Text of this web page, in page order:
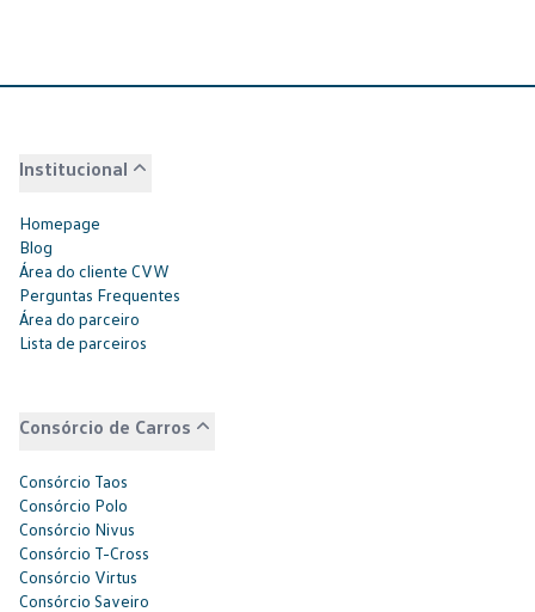
Institucional
Homepage
Blog
Área do cliente CVW
Perguntas Frequentes
Área do parceiro
Lista de parceiros
Consórcio de Carros
Consórcio Taos
Consórcio Polo
Consórcio Nivus
Consórcio T-Cross
Consórcio Virtus
Consórcio Saveiro